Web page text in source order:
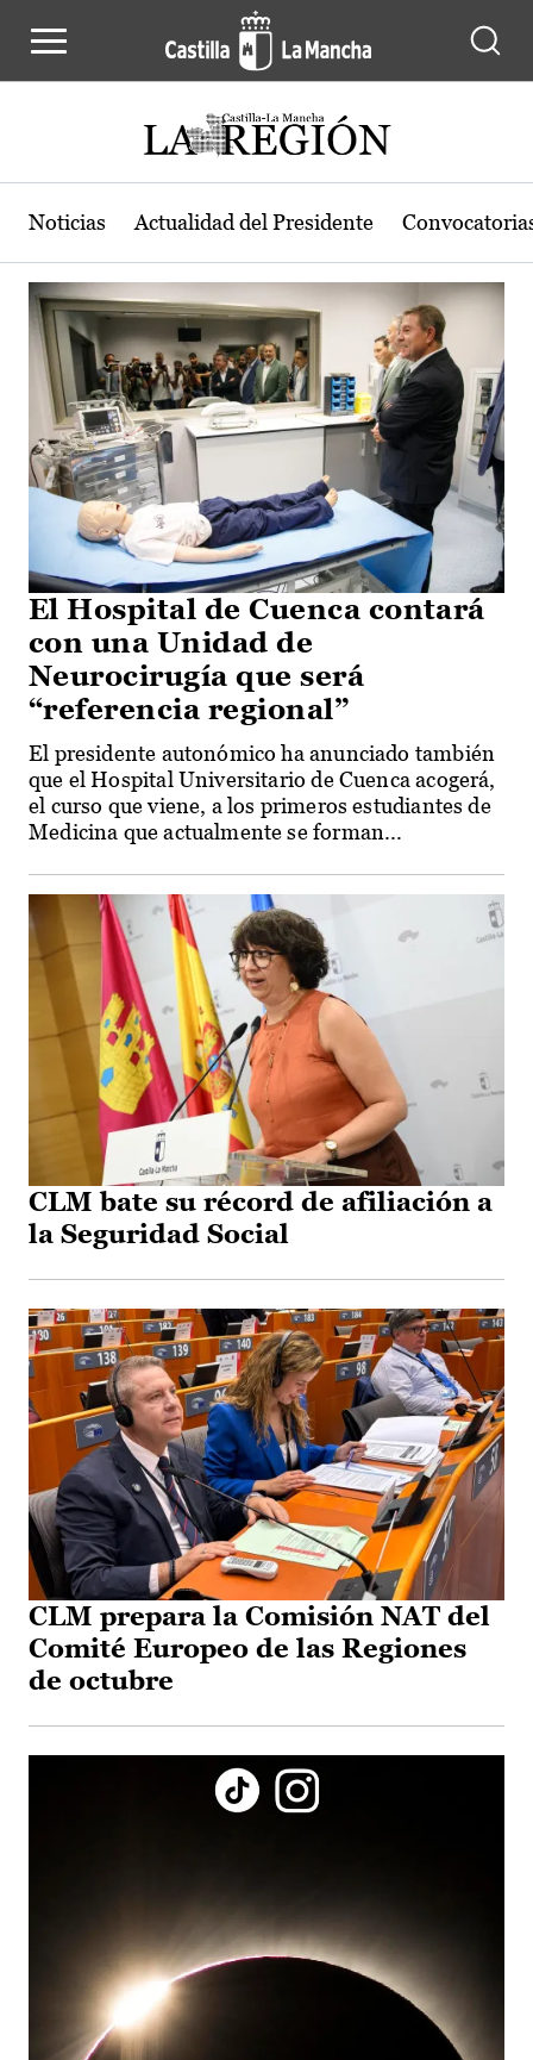
Actualidad de la región de Castilla-
Noticias Actualidad del Presidente
El Hospital de Cuenca contará
con una Unidad de
Neurocirugía que será
“referencia regional”
El presidente autonómico ha anunciado también
que el Hospital Universitario de Cuenca acogerá,
el curso que viene, a los primeros estudiantes de
Medicina que actualmente se forman...
CLM bate su récord de afiliación a
la Seguridad Social
CLM prepara la Comisión NAT del
Comité Europeo de las Regiones
de octubre